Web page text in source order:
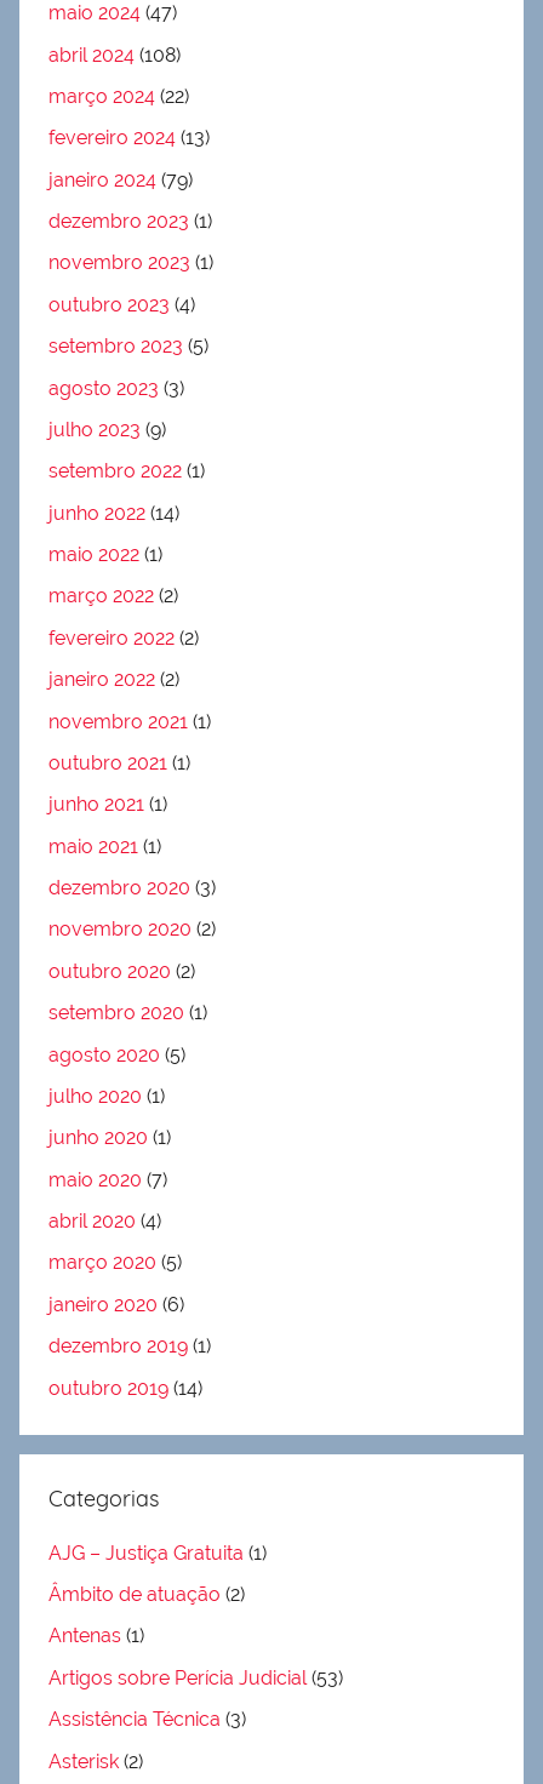
maio 2024 (47)
abril 2024 (108)
março 2024 (22)
fevereiro 2024 (13)
janeiro 2024 (79)
dezembro 2023 (1)
novembro 2023 (1)
outubro 2023 (4)
setembro 2023 (5)
agosto 2023 (3)
julho 2023 (9)
setembro 2022 (1)
junho 2022 (14)
maio 2022 (1)
março 2022 (2)
fevereiro 2022 (2)
janeiro 2022 (2)
novembro 2021 (1)
outubro 2021 (1)
junho 2021 (1)
maio 2021 (1)
dezembro 2020 (3)
novembro 2020 (2)
outubro 2020 (2)
setembro 2020 (1)
agosto 2020 (5)
julho 2020 (1)
junho 2020 (1)
maio 2020 (7)
abril 2020 (4)
março 2020 (5)
janeiro 2020 (6)
dezembro 2019 (1)
outubro 2019 (14)
Categorias
AJG – Justiça Gratuita (1)
Âmbito de atuação (2)
Antenas (1)
Artigos sobre Perícia Judicial(53)
Assistência Técnica (3)
Asterisk (2)